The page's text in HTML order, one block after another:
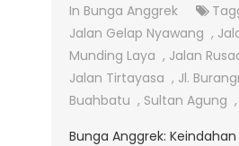
In Bunga Anggrek
Jalan Gelap Nyawang ,
Munding Laya , Jalan
Jalan Tirtayasa , Jl.
Buahbatu , Sultan Agung
Bunga Anggrek: